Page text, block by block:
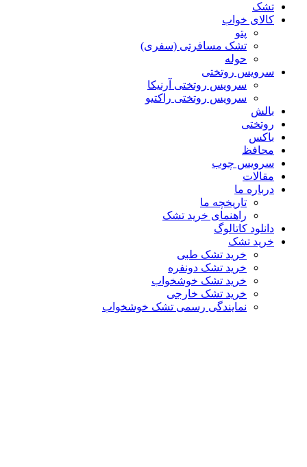
تشک
کالای خواب
پتو
تشک مسافرتی (سفری)
حوله
سرویس روتختی
سرویس روتختی آرنیکا
سرویس روتختی راکتیو
بالش
روتختی
باکس
محافظ
سرویس چوب
مقالات
درباره ما
تاریخچه ما
راهنمای خرید تشک
دانلود کاتالوگ
خرید تشک
خرید تشک طبی
خرید تشک دونفره
خرید تشک خوشخواب
خرید تشک خارجی
نمایندگی رسمی تشک خوشخواب